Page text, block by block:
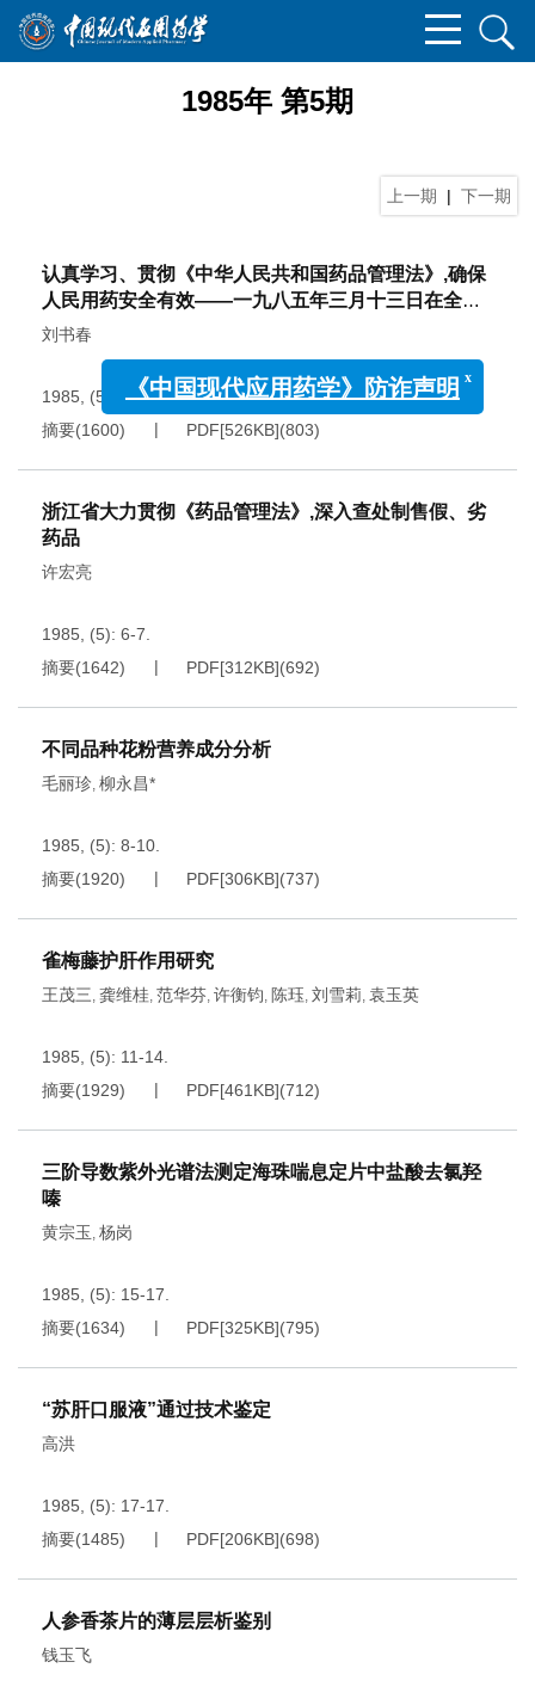
1985年 第5期
上一期 | 下一期
认真学习、贯彻《中华人民共和国药品管理法》,确保
人民用药安全有效——一九八五年三月十三日在全省
地市卫生、医药局长、经理会议上的讲话
刘书春
1985, (5): 2-5.
摘要(1600) PDF[526KB](803)
浙江省大力贯彻《药品管理法》,深入查处制售假、劣
药品
许宏亮
1985, (5): 6-7.
摘要(1642) PDF[312KB](692)
不同品种花粉营养成分分析
毛丽珍, 柳永昌*
1985, (5): 8-10.
摘要(1920) PDF[306KB](737)
雀梅藤护肝作用研究
王茂三, 龚维桂, 范华芬, 许衡钧, 陈珏, 刘雪莉, 袁玉英
1985, (5): 11-14.
摘要(1929) PDF[461KB](712)
三阶导数紫外光谱法测定海珠喘息定片中盐酸去氯羟
嗪
黄宗玉 , 杨岗
1985, (5): 15-17.
摘要(1634) PDF[325KB](795)
“苏肝口服液”通过技术鉴定
高洪
1985, (5): 17-17.
摘要(1485) PDF[206KB](698)
人参香茶片的薄层层析鉴别
钱玉飞
《中国现代应用药学》防诈声明